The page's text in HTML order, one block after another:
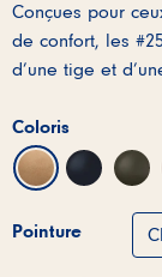
Conçues pour
de confort, les
d’une tige et
Coloris
Pointure